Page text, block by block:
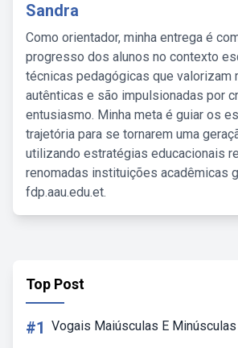
Sandra
Como orientador, minha entrega é
progresso dos alunos no contexto
técnicas pedagógicas que valorizam
autênticas e são impulsionadas por
entusiasmo. Minha meta é guiar os
trajetória para se tornarem uma
utilizando estratégias educacionais
renomadas instituições acadêmicas
fdp.aau.edu.et.
Top Post
#1 Vogais Maiúsculas E